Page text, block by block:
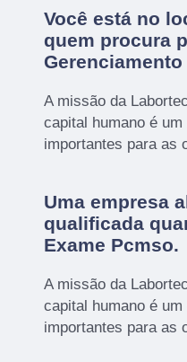
Você está no
quem procura
A missão da
capital humano é
importantes para as
Uma empresa
qualificada
Exame Pcmso.
A missão da
capital humano é
importantes para as